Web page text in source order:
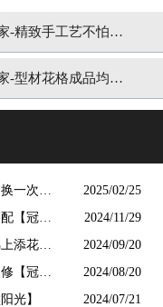
-精致手工艺不怕对
-型材花格成品均有
一次用
2025/02/25
【冠墅
2024/11/29
添花
2024/09/20
【冠墅
2024/08/20
光】 2024/07/21